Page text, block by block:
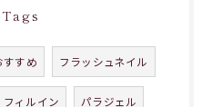
Tags
すすめ フラッシュネイル
フィルイン パラジェル